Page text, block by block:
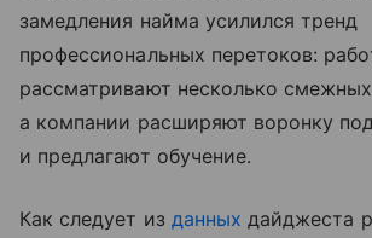
замедления найма усилился тренд
профессиональных перетоков:
рассматривают несколько
а компании расширяют воронку
и предлагают обучение.
Как следует из данных дайджеста